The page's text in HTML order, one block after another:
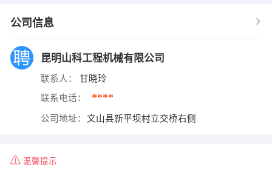
公司信息
昆明山科工程机械有限公司
联系人： 甘晓玲
联系电话： ****
公司地址： 文山县新平坝村立交桥右侧
温馨提示